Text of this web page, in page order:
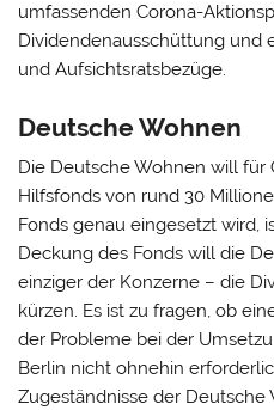
umfassenden Corona-
Dividendenausschüttung und
und Aufsichtsratsbezüge.
Deutsche Wohnen
Die Deutsche Wohnen will für
Hilfsfonds von rund 30
Fonds genau eingesetzt wird,
Deckung des Fonds will die
einziger der Konzerne – die
kürzen. Es ist zu fragen, ob
der Probleme bei der
Berlin nicht ohnehin
Zugeständnisse der Deutsche